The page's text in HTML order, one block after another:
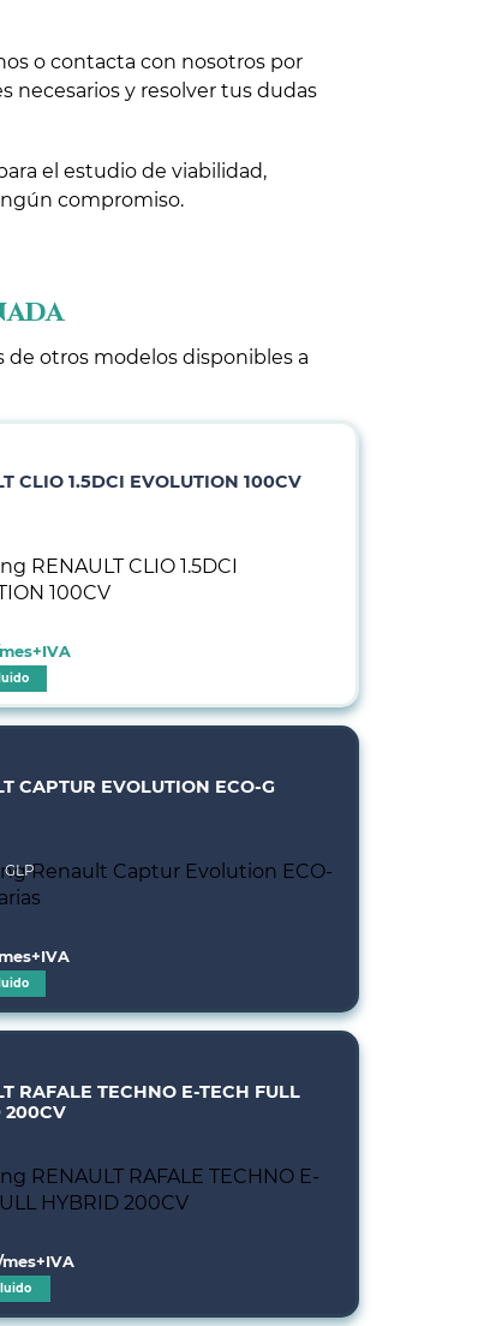
o contacta con nosotros por
necesarios y resolver tus dudas
el estudio de viabilidad,
compromiso.
de otros modelos disponibles a
CLIO 1.5DCI EVOLUTION 100CV
CAPTUR EVOLUTION ECO-G
GLP
RAFALE TECHNO E-TECH FULL
200CV
mes+IVA